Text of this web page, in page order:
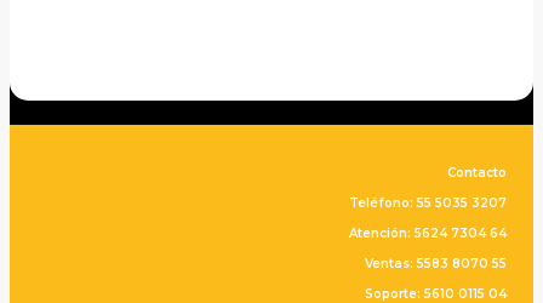
Contacto
Teléfono: 55 5035 3207
Atención: 5624 7304 64
Ventas: 5583 8070 55
Soporte: 5610 0115 04